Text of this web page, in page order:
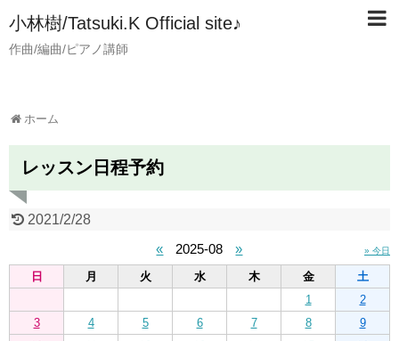
小林樹/Tatsuki.K Official site♪
作曲/編曲/ピアノ講師
ホーム
レッスン日程予約
2021/2/28
«
2025-08 » » 今日
日 月 火 水 木 金
土
1
2
3
4 5 6 7 8
9